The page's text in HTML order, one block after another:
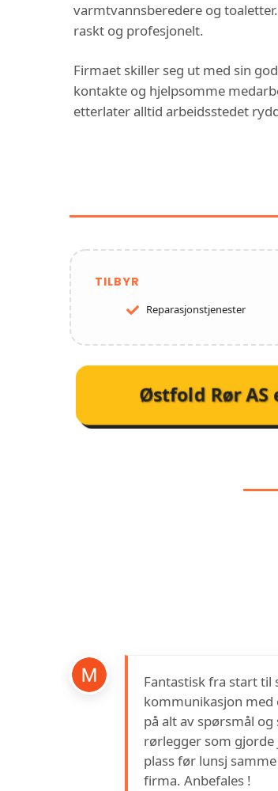
varmtvannsberedere og
raskt og profesjonelt.
Firmaet skiller seg ut med sin
kontakte og hjelpsomme
etterlater alltid arbeidsstedet
TILBYR
Reparasjonstjenester
Østfold Rør AS
Fantastisk fra start til
kommunikasjon med
på alt av spørsmål
rørlegger som
plass før lunsj
firma. Anbefales !